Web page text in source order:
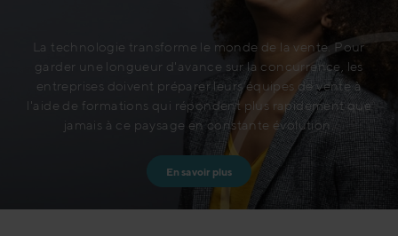
La technologie transforme le monde de la vente. Pour
garder une longueur d'avance sur la concurrence, les
entreprises doivent préparer leurs équipes de vente à
l'aide de formations qui répondent plus rapidement que
jamais à ce paysage en constante évolution.
En savoir plus